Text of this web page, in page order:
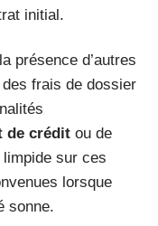
initial.
présence d’autres
frais de dossier
de crédit ou de
sur ces
lorsque
sonne.